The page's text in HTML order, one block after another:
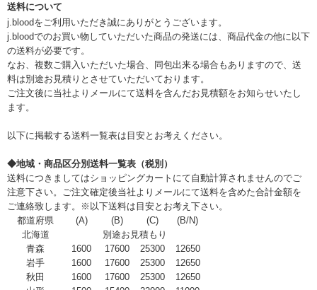
送料について
j.bloodをご利用いただき誠にありがとうございます。
j.bloodでのお買い物していただいた商品の発送には、商品代金の他に以下
の送料が必要です。
なお、複数ご購入いただいた場合、同包出来る場合もありますので、送
料は別途お見積りとさせていただいております。
ご注文後に当社よりメールにて送料を含んだお見積額をお知らせいたし
ます。
以下に掲載する送料一覧表は目安とお考えください。
◆地域・商品区分別送料一覧表（税別）
送料につきましてはショッピングカートにて自動計算されませんのでご
注意下さい。ご注文確定後当社よりメールにて送料を含めた合計金額を
ご連絡致します。※以下送料は目安とお考え下さい。
都道府県
(A) (B) (C)
(B/N)
北海道
別途お見積もり
青森
1600 17600 25300
12650
岩手
1600 17600 25300
12650
秋田
1600 17600 25300
12650